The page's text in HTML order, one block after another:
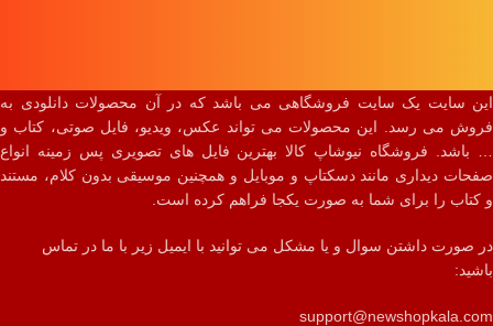
این سایت یک سایت فروشگاهی می باشد که در آن محصولات دانلودی به
فروش می رسد. این محصولات می تواند عکس، ویدیو، فایل صوتی، کتاب و
… باشد. فروشگاه نیوشاپ کالا بهترین فایل های تصویری پس زمینه انواع
صفحات دیداری مانند دسکتاپ و موبایل و همچنین موسیقی بدون کلام، مستند
و کتاب را برای شما به صورت یکجا فراهم کرده است.
در صورت داشتن سوال و یا مشکل می توانید با ایمیل زیر با ما در تماس
باشید:
support@newshopkala.com